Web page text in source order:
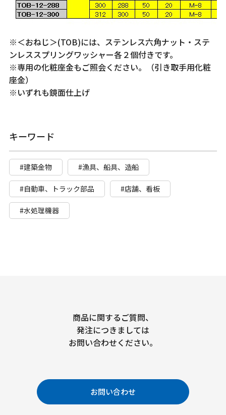
※＜おねじ＞(TOB)には、ステンレス六角ナット・ステ
ンレススプリングワッシャー各２個付きです。
※専用の化粧座金もご照会ください。（引き取手用化粧
座金）
※いずれも鏡面仕上げ
キーワード
#建築金物 #漁具、船具、造船
#自動車、トラック部品 #店舗、看板
#水処理機器
商品に関するご質問、
発注につきましては
お問い合わせください。
お問い合わせ